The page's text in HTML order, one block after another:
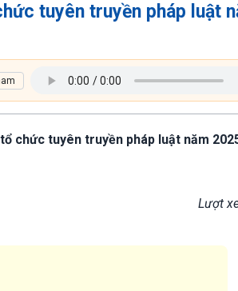
tuyên truyền pháp luật
chức tuyên truyền pháp luật năm
Lượt